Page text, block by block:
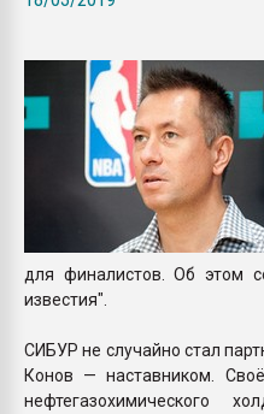
для финалистов. Об этом
известия".
СИБУР не случайно стал
Конов — наставником.
нефтегазохимического